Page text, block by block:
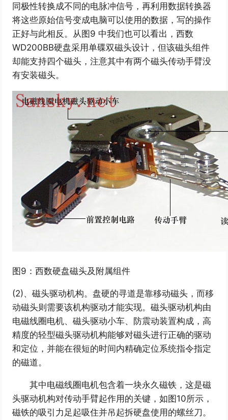
同极性转换成不同的电脉冲信号，再利用数据转换器
将这些原始信号变成电脑可以使用的数据，写的操作
正好与此相反。从图9 中我们也可以看出，西数
WD200BB硬盘采用单碟双磁头设计，但该磁头组件
却能支持四个磁头，注意其中有两个磁头传动手臂没
有安装磁头。
图9：西数硬盘磁头及附属组件
(2)、磁头驱动机构。盘硬的寻道是靠移动磁头，而移
动磁头则需要该机构驱动才能实现。磁头驱动机构由
电磁线圈电机、磁头驱动小车、防震动装置构成，高
精度的轻型磁头驱动机构能够对磁头进行正确的驱动
和定位，并能在很短的时间内精确定位系统指令指定
的磁道。
其中电磁线圈电机包含着一块永久磁铁，这是磁
头驱动机构对传动手臂起作用的关键，如图10所示，
磁铁的吸引力足起吸住并吊起拆硬盘使用的螺丝刀。